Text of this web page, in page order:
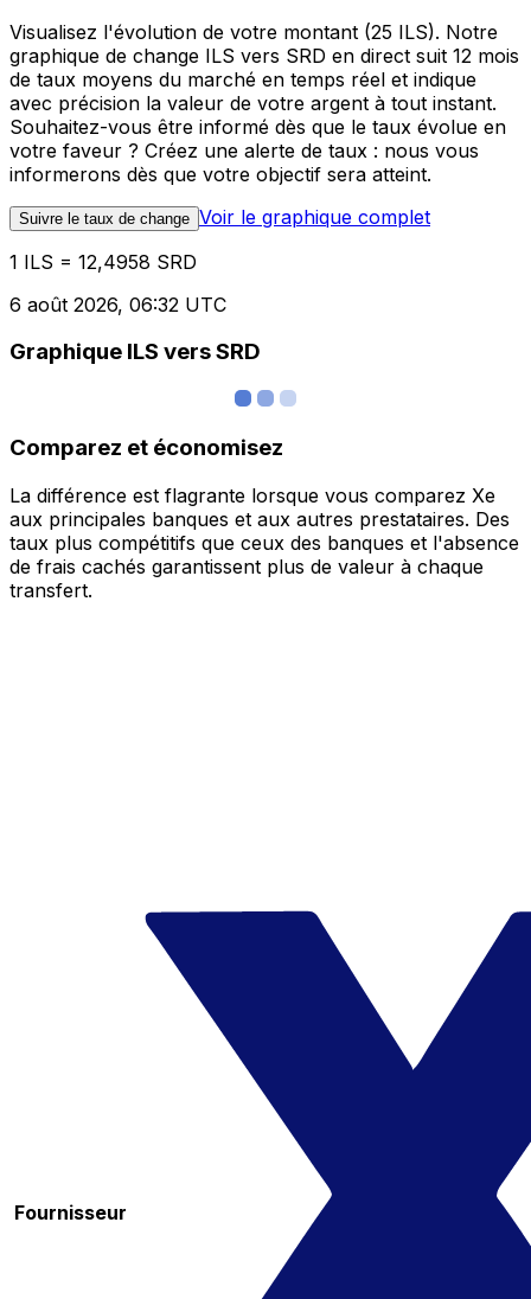
Visualisez l'évolution de votre montant (25 ILS). Notre
graphique de change ILS vers SRD en direct suit 12 mois
de taux moyens du marché en temps réel et indique
avec précision la valeur de votre argent à tout instant.
Souhaitez-vous être informé dès que le taux évolue en
votre faveur ? Créez une alerte de taux : nous vous
informerons dès que votre objectif sera atteint.
Suivre le taux de change Voir le graphique complet
1 ILS = 12,4958 SRD
6 août 2026, 06:32 UTC
Graphique ILS vers SRD
Comparez et économisez
La différence est flagrante lorsque vous comparez Xe
aux principales banques et aux autres prestataires. Des
taux plus compétitifs que ceux des banques et l'absence
de frais cachés garantissent plus de valeur à chaque
transfert.
Fournisseur